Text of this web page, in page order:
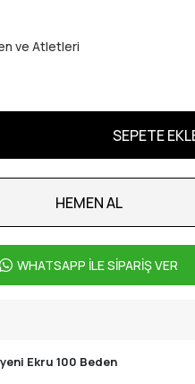
ve Atletleri
SEPETE
HEMEN AL
WHATSAPP İLE SİPARİŞ VER
Ekru 100 Beden